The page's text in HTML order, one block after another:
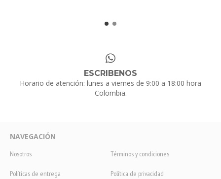
ESCRIBENOS
Horario de atención: lunes a viernes de 9:00 a 18:00 hora
Colombia.
NAVEGACIÓN
Nosotros Términos y condiciones
Políticas de entrega Política de privacidad